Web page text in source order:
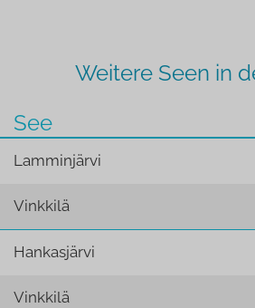
Weitere Seen in
See
Lamminjärvi
Vinkkilä
Hankasjärvi
Vinkkilä